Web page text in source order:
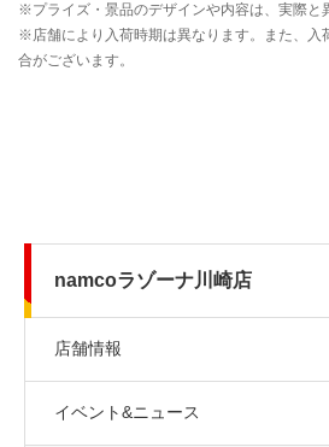
namcoラゾーナ川崎店
店舗情報
イベント&ニュース